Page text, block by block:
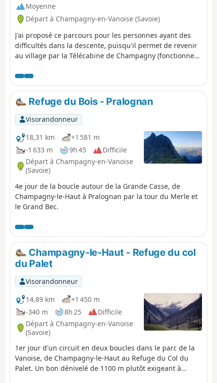
et le sentier sur les crêtes donne des
sensations vertigineuses mais
inoubliables.
Moyenne
Départ à Champagny-en-Vanoise (Savoie)
J'ai proposé ce parcours pour les personnes ayant des
difficultés dans la descente, puisqu'il permet de revenir
au village par la Télécabine de Champagny (fonctionne
Parcours proposé : montée depuis le village de
Champagny-en-Vanoise au domaine skiable (bas
Télésiège Rossa) par le Bois des Cabanes, puis retour par
la télécabine. Variantes possibles : - Montée par le Bois
des Chapelets. - Descente par le Bois des Genévriers
pour réaliser une boucle.
Refuge du Bois - Pralognan
Visorandonneur
18,31 km
+1 581 m
-1 633 m
9h 45
Difficile
Départ à Champagny-en-Vanoise
(Savoie)
4e jour de la boucle autour de la Grande Casse, de
Champagny-le-Haut à Pralognan par la tour du Merle et
le Grand Bec.
Champagny-le-Haut - Refuge du col
du Palet
Visorandonneur
14,89 km
+1 450 m
-340 m
8h 25
Difficile
Départ à Champagny-en-Vanoise
(Savoie)
1er jour d'un circuit en deux boucles dans le parc de la
Vanoise, de Champagny-le-Haut au Refuge du Col du
Palet. Un bon dénivelé de 1100 m plutôt exigeant à